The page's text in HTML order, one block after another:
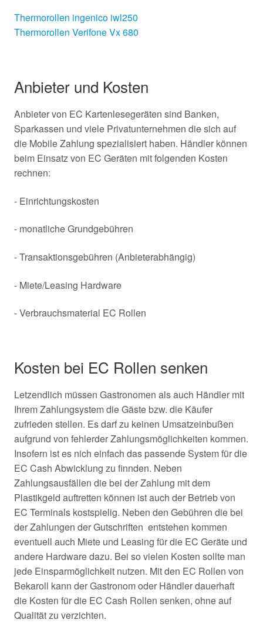
Thermorollen ingenico iwl250
Thermorollen Verifone Vx 680
Anbieter und Kosten
Anbieter von EC Kartenlesegeräten sind Banken,
Sparkassen und viele Privatunternehmen die sich auf
die Mobile Zahlung spezialisiert haben. Händler können
beim Einsatz von EC Geräten mit folgenden Kosten
rechnen:
- Einrichtungskosten
- monatliche Grundgebühren
- Transaktionsgebühren (Anbieterabhängig)
- Miete/Leasing Hardware
- Verbrauchsmaterial EC Rollen
Kosten bei EC Rollen senken
Letzendlich müssen Gastronomen als auch Händler mit
Ihrem Zahlungsystem die Gäste bzw. die Käufer
zufrieden stellen. Es darf zu keinen Umsatzeinbußen
aufgrund von fehlerder Zahlungsmöglichkeiten kommen.
Insofern ist es nich einfach das passende System für die
EC Cash Abwicklung zu finnden. Neben
Zahlungsausfällen die bei der Zahlung mit dem
Plastikgeld auftretten können ist auch der Betrieb von
EC Terminals kostspielig. Neben den Gebühren die bei
der Zahlungen der Gutschriften entstehen kommen
eventuell auch Miete und Leasing für die EC Geräte und
andere Hardware dazu. Bei so vielen Kosten sollte man
jede Einsparmöglichkeit nutzen. Mit den EC Rollen von
Bekaroll kann der Gastronom oder Händler dauerhaft
die Kosten für die EC Cash Rollen senken, ohne auf
Qualität zu verzichten.